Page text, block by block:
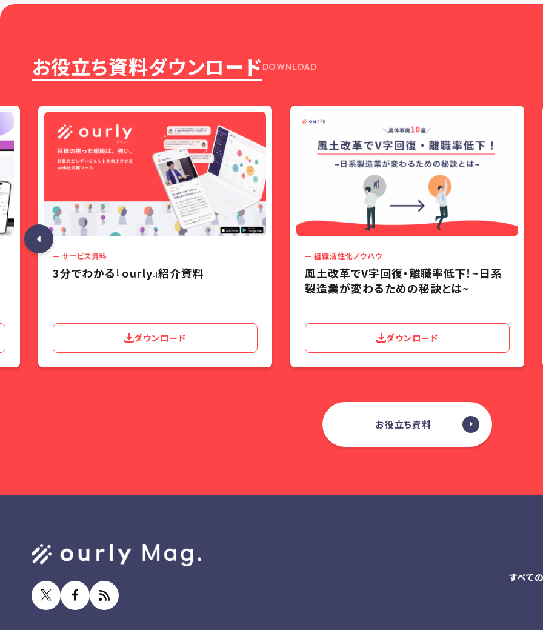
お役立ち資料ダウンロードDOWNLOAD
サービス資料
3分でわかる『ourly』紹介資料
ダウンロード
組織活性化ノウハウ
風土改革でV字回復・離職率低下！~日系
製造業が変わるための秘訣とは~
ダウンロード
お役立ち資料
すべて